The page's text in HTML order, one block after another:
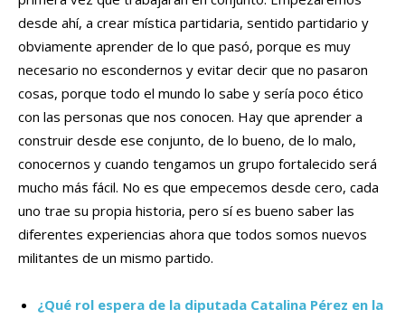
desde ahí, a crear mística partidaria, sentido partidario y
obviamente aprender de lo que pasó, porque es muy
necesario no escondernos y evitar decir que no pasaron
cosas, porque todo el mundo lo sabe y sería poco ético
con las personas que nos conocen. Hay que aprender a
construir desde ese conjunto, de lo bueno, de lo malo,
conocernos y cuando tengamos un grupo fortalecido será
mucho más fácil. No es que empecemos desde cero, cada
uno trae su propia historia, pero sí es bueno saber las
diferentes experiencias ahora que todos somos nuevos
militantes de un mismo partido.
¿Qué rol espera de la diputada Catalina Pérez en la